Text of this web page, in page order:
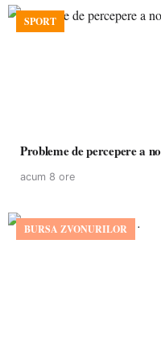
SPORT
Probleme de percepere a
acum 8 ore
BURSA ZVONURILOR